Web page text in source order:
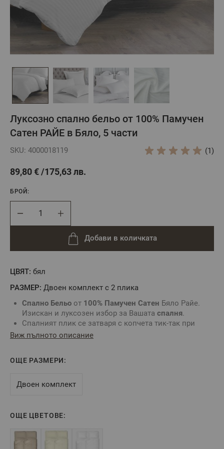
Луксозно спално бельо от 100% Памучен
Сатен РАЙЕ в Бяло, 5 части
SKU: 4000018119 (1)
89,80 € 175,63 лв.
ЦВЯТ: бял
РАЗМЕР: Двоен комплект с 2 плика
Спално Бельо от 100% Памучен Сатен Бяло Райе.
Изискан и луксозен избор за Вашата спалня.
Спалният плик се затваря с копчета тик-так при
отвора в долната му част.
Памучният сатен
висока издръжливост. Свиваемост около 4%.
Състав:100% Памучен сатен
Размери:
Виж пълното описание
ОЩЕ РАЗМЕРИ:
Двоен комплект
ОЩЕ ЦВЕТОВЕ:
БРОЙ:
Добави в количката